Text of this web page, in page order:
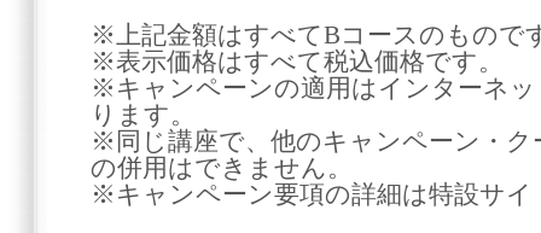
※上記金額はすべてBコースのもので
※表示価格はすべて税込価格です。
※キャンペーンの適用はインターネ
ります。
※同じ講座で、他のキャンペーン・
の併用はできません。
※キャンペーン要項の詳細は特設サ